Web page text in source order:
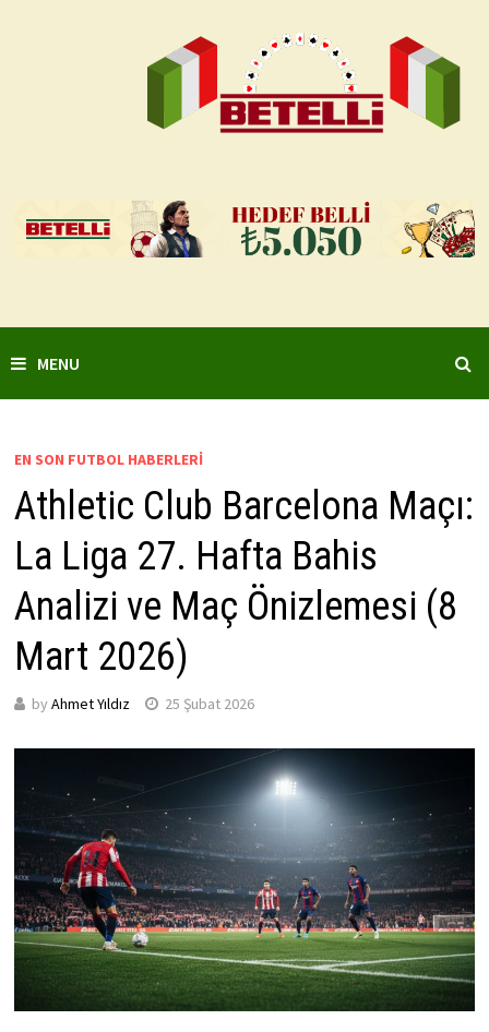
MENU
EN SON FUTBOL HABERLERI
Athletic Club Barcelona Maçı:
La Liga 27. Hafta Bahis
Analizi ve Maç Önizlemesi (8
Mart 2026)
by Ahmet Yıldız 25 Şubat 2026